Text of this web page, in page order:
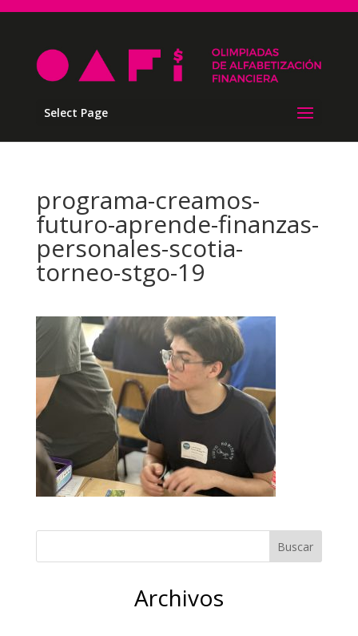
Select Page
programa-creamos-
futuro-aprende-finanzas-
personales-scotia-
torneo-stgo-19
Archivos